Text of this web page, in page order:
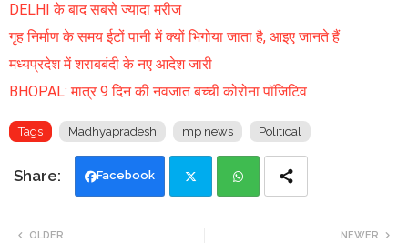
DELHI के बाद सबसे ज्यादा मरीज
गृह निर्माण के समय ईटों पानी में क्यों भिगोया जाता है, आइए जानते हैं
मध्यप्रदेश में शराबबंदी के नए आदेश जारी
BHOPAL: मात्र 9 दिन की नवजात बच्ची कोरोना पॉजिटिव
Tags Madhyapradesh mp news Political
Facebook
NEWER
OLDER